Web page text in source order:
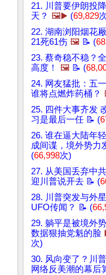
21. 川普要伊朗投
天？ 🖼️▶️ (69,829
22. 湖南浏阳烟花
21死61伤 🖼️ 📝 (
23. 蔡奇稳不稳？
高度！
🖼️ 📝 (
24. 网友猛批：五
谁将点燃炸药桶？
25. 四件大事齐发
习是最后一任 📝 (
26. 谁在逼大陆年
成间谍，境外势力
(66,998次)
27. 从美国丢弃中
迎川普说开去 📝 (
28. 川普突发与外
UFO传闻？ 📝 (
29. 躺平是被境外
数据狠抽党魁的脸
次)
30. 风向变了？川
网络反美潮的幕后